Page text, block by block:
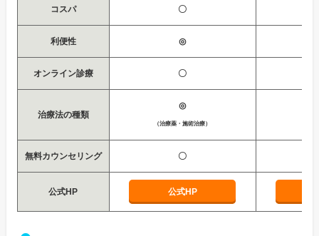
コスパ 〇
利便性 ◎
オンライン診療 〇
治療法の種類
◎
（治療薬・施術治療）
無料カウンセリング 〇
公式HP 公式HP